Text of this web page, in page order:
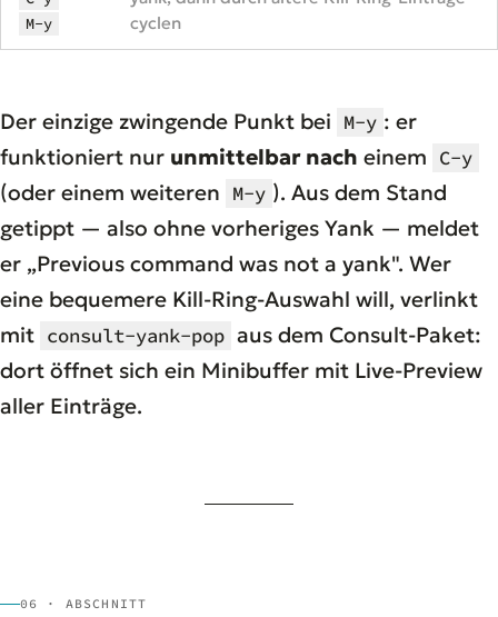
M-y
cyclen
Der einzige zwingende Punkt bei M-y : er
funktioniert nur unmittelbar nach einem C-y
(oder einem weiteren M-y ). Aus dem Stand
getippt — also ohne vorheriges Yank — meldet
er „Previous command was not a yank". Wer
eine bequemere Kill-Ring-Auswahl will, verlinkt
mit consult-yank-pop aus dem Consult-Paket:
dort öffnet sich ein Minibuffer mit Live-Preview
aller Einträge.
06 · ABSCHNITT